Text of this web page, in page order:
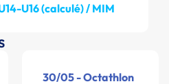
U16 (calculé) / MIM
30/05 - Octathlon